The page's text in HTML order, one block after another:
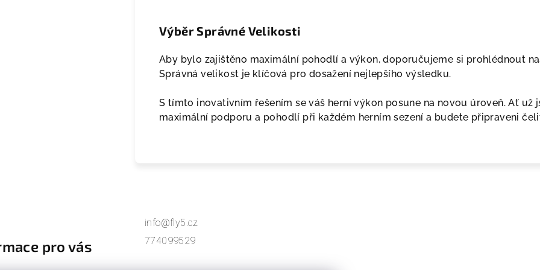
Výběr Správné Velikosti
Aby bylo zajištěno maximální pohodlí a výkon, doporučujeme si prohlédnout
Správná velikost je klíčová pro dosažení nejlepšího výsledku.
S tímto inovativním řešením se váš herní výkon posune na novou úroveň. Ať
maximální podporu a pohodlí při každém herním sezení a budete připraveni
pro vás
info@fly5.cz
774099529